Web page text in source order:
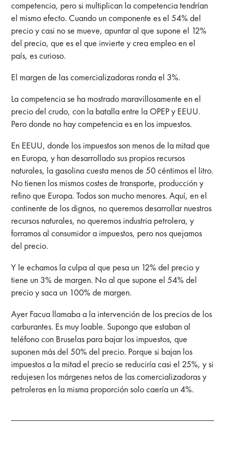
competencia, pero si multiplican la competencia tendrían
el mismo efecto. Cuando un componente es el 54% del
precio y casi no se mueve, apuntar al que supone el 12%
del precio, que es el que invierte y crea empleo en el
país, es curioso.
El margen de las comercializadoras ronda el 3%.
La competencia se ha mostrado maravillosamente en el
precio del crudo, con la batalla entre la OPEP y EEUU.
Pero donde no hay competencia es en los impuestos.
En EEUU, donde los impuestos son menos de la mitad que
en Europa, y han desarrollado sus propios recursos
naturales, la gasolina cuesta menos de 50 céntimos el litro.
No tienen los mismos costes de transporte, producción y
refino que Europa. Todos son mucho menores. Aquí, en el
continente de los dignos, no queremos desarrollar nuestros
recursos naturales, no queremos industria petrolera, y
forramos al consumidor a impuestos, pero nos quejamos
del precio.
Y le echamos la culpa al que pesa un 12% del precio y
tiene un 3% de margen. No al que supone el 54% del
precio y saca un 100% de margen.
Ayer Facua llamaba a la intervención de los precios de los
carburantes. Es muy loable. Supongo que estaban al
teléfono con Bruselas para bajar los impuestos, que
suponen más del 50% del precio. Porque si bajan los
impuestos a la mitad el precio se reduciría casi el 25%, y si
redujesen los márgenes netos de las comercializadoras y
petroleras en la misma proporción solo caería un 4%.